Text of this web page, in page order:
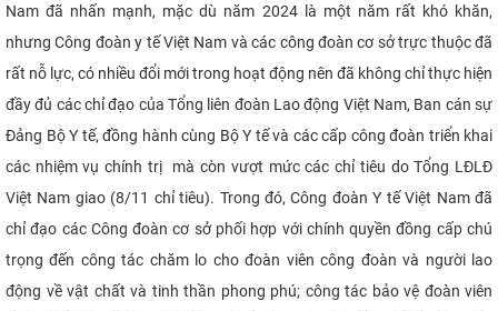
Nam đã nhấn mạnh, mặc dù năm 2024 là một năm rất khó khăn,
nhưng Công đoàn y tế Việt Nam và các công đoàn cơ sở trực thuộc đã
rất nỗ lực, có nhiều đổi mới trong hoạt động nên đã không chỉ thực hiện
đầy đủ các chỉ đạo của Tổng liên đoàn Lao động Việt Nam, Ban cán sự
Đảng Bộ Y tế, đồng hành cùng Bộ Y tế và các cấp công đoàn triển khai
các nhiệm vụ chính trị mà còn vượt mức các chỉ tiêu do Tổng LĐLĐ
Việt Nam giao (8/11 chỉ tiêu). Trong đó, Công đoàn Y tế Việt Nam đã
chỉ đạo các Công đoàn cơ sở phối hợp với chính quyền đồng cấp chú
trọng đến công tác chăm lo cho đoàn viên công đoàn và người lao
động về vật chất và tinh thần phong phú; công tác bảo vệ đoàn viên